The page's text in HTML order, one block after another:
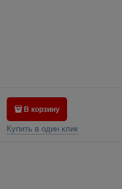
В корзину
Купить в один клик